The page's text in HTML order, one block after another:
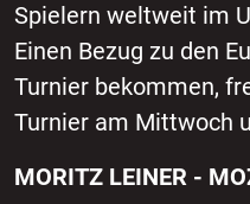
Spielern weltweit im
Einen Bezug zu den
Turnier bekommen,
Turnier am Mittwoch
MORITZ LEINER -